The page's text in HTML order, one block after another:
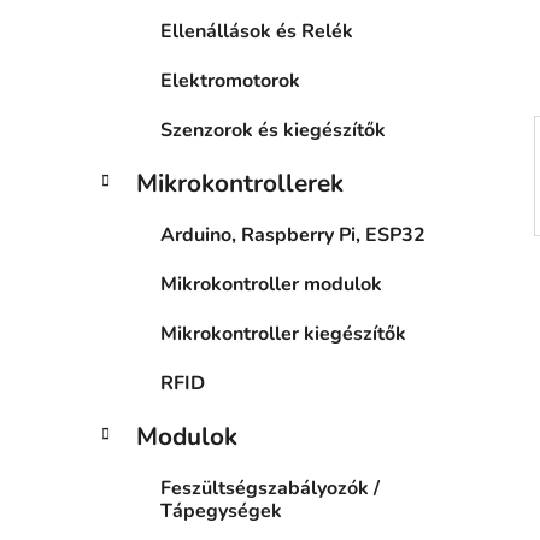
Ellenállások és Relék
Elektromotorok
Szenzorok és kiegészítők
Mikrokontrollerek
Arduino, Raspberry Pi, ESP32
Mikrokontroller modulok
Mikrokontroller kiegészítők
RFID
Modulok
Feszültségszabályozók /
Tápegységek